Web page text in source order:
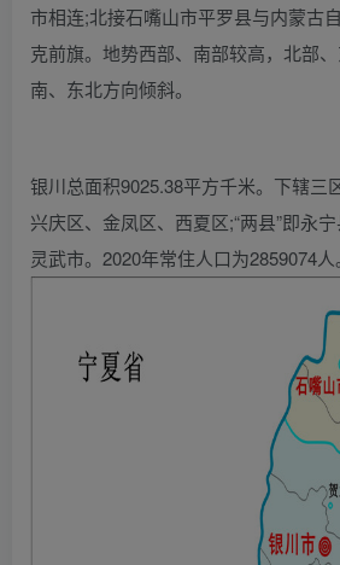
市相连;北接石嘴山市平罗县与内蒙古
克前旗。地势西部、南部较高，北部
南、东北方向倾斜。
银川总面积9025.38平方千米。下辖三
兴庆区、金凤区、西夏区;“两县”即永
灵武市。2020年常住人口为2859074人。